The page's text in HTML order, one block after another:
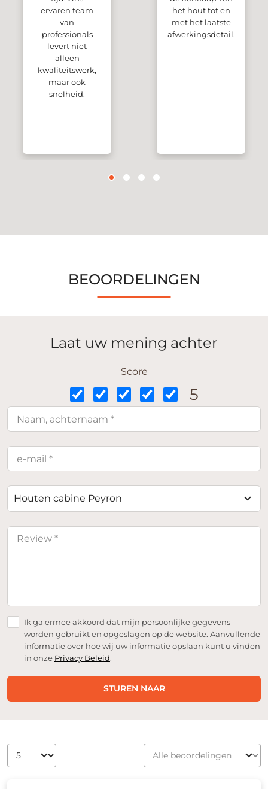
ervaren team
van
professionals
levert niet
alleen
kwaliteitswerk,
maar ook
snelheid.
het hout tot en
met het laatste
afwerkingsdetail.
BEOORDELINGEN
Laat uw mening achter
Score
5
Houten cabine Peyron
Ik ga ermee akkoord dat mijn persoonlijke gegevens
worden gebruikt en opgeslagen op de website. Aanvullende
informatie over hoe wij uw informatie opslaan kunt u vinden
in onze Privacy Beleid.
STUREN NAAR